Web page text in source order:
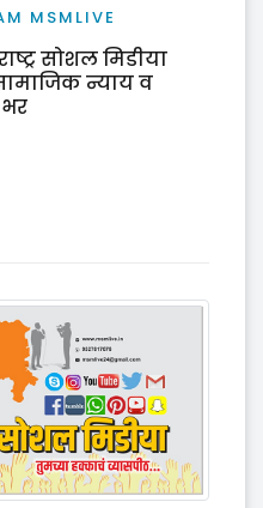
MSMLIVE
सोशल मिडीया
न्याय व